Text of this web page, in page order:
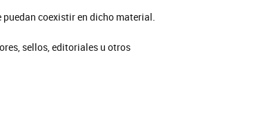
coexistir en dicho material.
sellos, editoriales u otros